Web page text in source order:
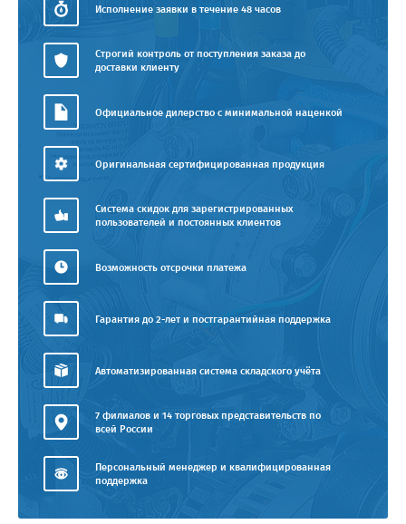
Исполнение заявки в течение 48 часов
Строгий контроль от поступления заказа до
доставки клиенту
Официальное дилерство с минимальной наценкой
Оригинальная сертифицированная продукция
Система скидок для зарегистрированных
пользователей и постоянных клиентов
Возможность отсрочки платежа
Гарантия до 2-лет и постгарантийная поддержка
Автоматизированная система складского учёта
7 филиалов и 14 торговых представительств по
всей России
Персональный менеджер и квалифицированная
поддержка